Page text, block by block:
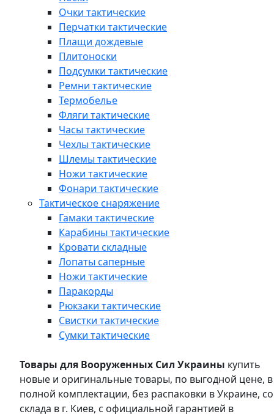
Очки тактические
Перчатки тактические
Плащи дождевые
Плитоноски
Подсумки тактические
Ремни тактические
Термобелье
Фляги тактические
Часы тактические
Чехлы тактические
Шлемы тактические
Ножи тактические
Фонари тактические
Тактическое снаряжение
Гамаки тактические
Карабины тактические
Кровати складные
Лопаты саперные
Ножи тактические
Паракорды
Рюкзаки тактические
Свистки тактические
Сумки тактические
Товары для Вооруженных Сил Украины купить
новые и оригинальные товары, по выгодной цене, в
полной комплектации, без распаковки в Украине, со
склада в г. Киев, с официальной гарантией в